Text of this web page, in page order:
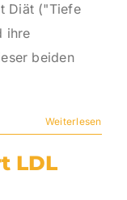
Diät ("Tiefe
ihre
beiden
Weiterlesen
LDL